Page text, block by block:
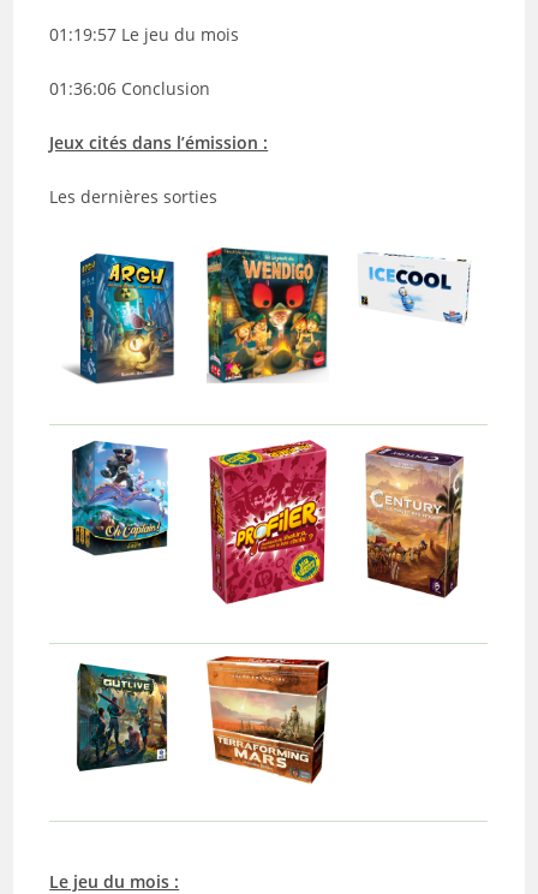
01:19:57 Le jeu du mois
01:36:06 Conclusion
Jeux cités dans l’émission :
Les dernières sorties
Le jeu du mois :